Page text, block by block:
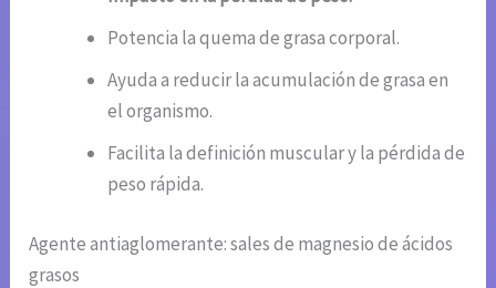
Potencia la quema de grasa corporal.
Ayuda a reducir la acumulación de grasa en
el organismo.
Facilita la definición muscular y la pérdida de
peso rápida.
Agente antiaglomerante: sales de magnesio de ácidos
grasos